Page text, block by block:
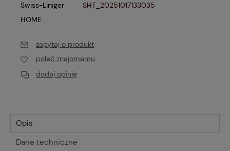
Swiss-Liniger
HOME
SHT_20251017133035
zapytaj o produkt
poleć znajomemu
dodaj opinię
Opis
Dane techniczne